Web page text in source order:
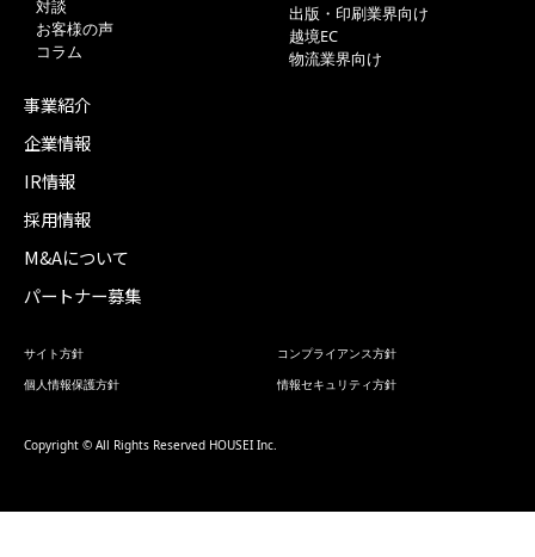
対談
お客様の声
コラム
出版・印刷業界向け
越境EC
物流業界向け
事業紹介
企業情報
IR情報
採用情報
M&Aについて
パートナー募集
サイト方針
コンプライアンス方針
個人情報保護方針
情報セキュリティ方針
Copyright © All Rights Reserved HOUSEI Inc.